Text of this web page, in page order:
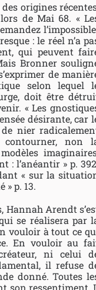
origines
de Mai 68. «
: le réel n’a
qui peuvent
Bronner
de
selon lequel
doit être
« Les
désirante, car
nier
non
: l’anéantir » p.
« sur la
p. 13.
Hannah Arendt
se réalisera par
vouloir à tout ce
En vouloir au
ni celui
il refuse
donné. Toutes